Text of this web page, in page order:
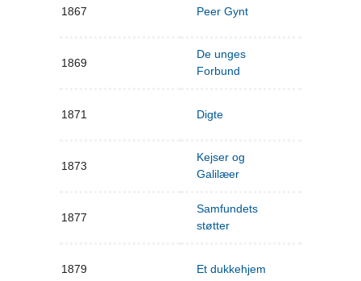
1867 Peer Gynt
1869
De unges
Forbund
1871 Digte
1873
Kejser og
Galilæer
1877
Samfundets
støtter
1879 Et dukkehjem